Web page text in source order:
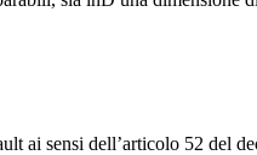
ai sensi dell’articolo 52 del